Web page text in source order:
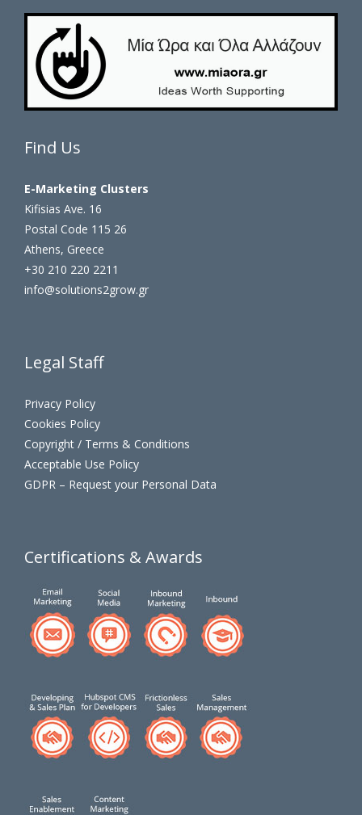
Find Us
E-Marketing Clusters
Kifisias Ave. 16
Postal Code 115 26
Athens, Greece
+30 210 220 2211
info@solutions2grow.gr
Legal Staff
Privacy Policy
Cookies Policy
Copyright / Terms & Conditions
Acceptable Use Policy
GDPR – Request your Personal Data
Certifications & Awards